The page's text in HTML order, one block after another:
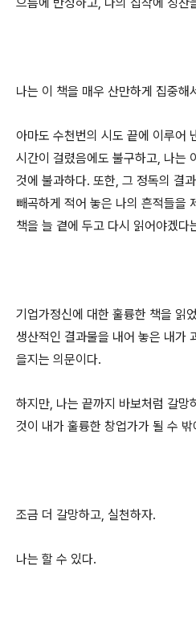
나는 이 책을 매우 산만하게 집중해
아마도 수천번의 시도 끝에 이루어
시간이 걸렸음에도 불구하고, 나는
것에 불과하다. 또한, 그 정독의 결
빼곡하게 적어 놓은 나의 흔적들을
책을 늘 곁에 두고 다시 읽어야겠다
기업가정신에 대한 훌륭한 책을 읽
생산적인 결과물을 내어 놓은 내가
을지는 의문이다.
하지만, 나는 끝까지 바보처럼 갈망
것이 내가 훌륭한 창업가가 될 수
조금 더 갈망하고, 실천하자.
나는 할 수 있다.